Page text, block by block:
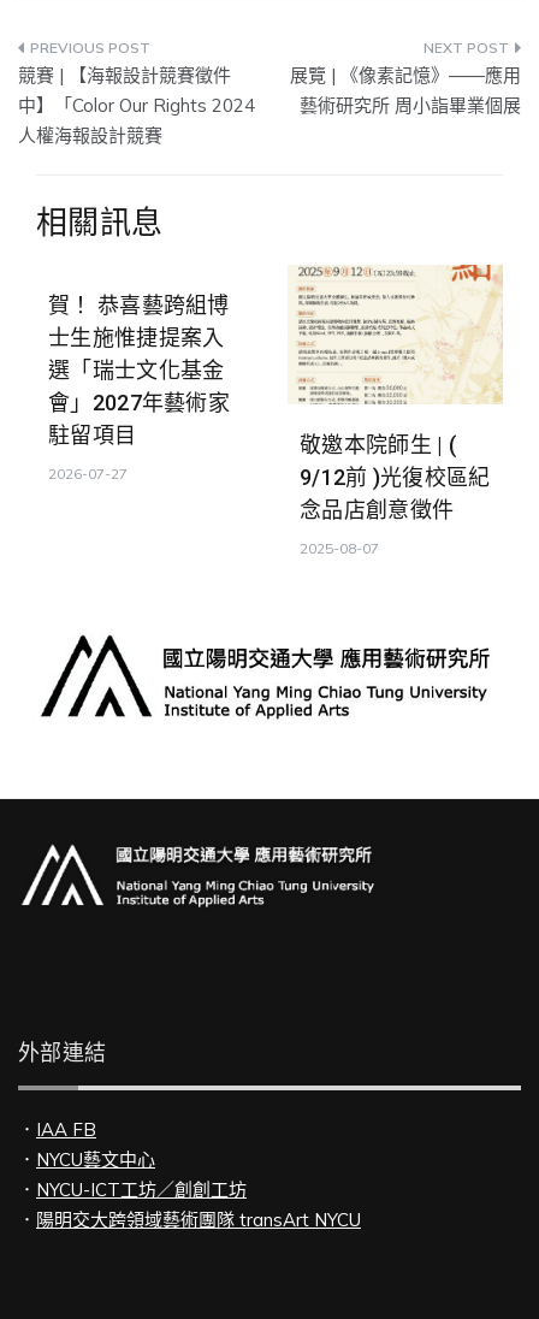
文
章
導
覽
競賽 | 【海報設計競賽徵件
中】「Color Our Rights 2024
人權海報設計競賽
展覽 | 《像素記憶》——應用
藝術研究所 周小詣畢業個展
相關訊息
賀！ 恭喜藝跨組博
士生施惟捷提案入
選「瑞士文化基金
會」2027年藝術家
駐留項目
2026-07-27
敬邀本院師生 | (
9/12前 )光復校區紀
念品店創意徵件
2025-08-07
外部連結
． IAA FB
． NYCU藝文中心
． NYCU-ICT工坊／創創工坊
． 陽明交大跨領域藝術團隊 transArt NYCU